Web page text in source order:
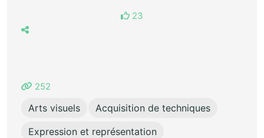
23
252
Arts visuels
Acquisition de techniques
Expression et représentation